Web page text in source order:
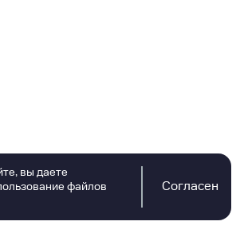
вы даете
файлов
Согласен